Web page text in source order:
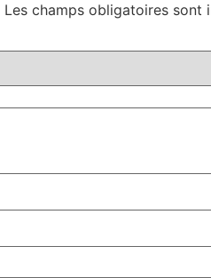
Les champs obligatoires sont